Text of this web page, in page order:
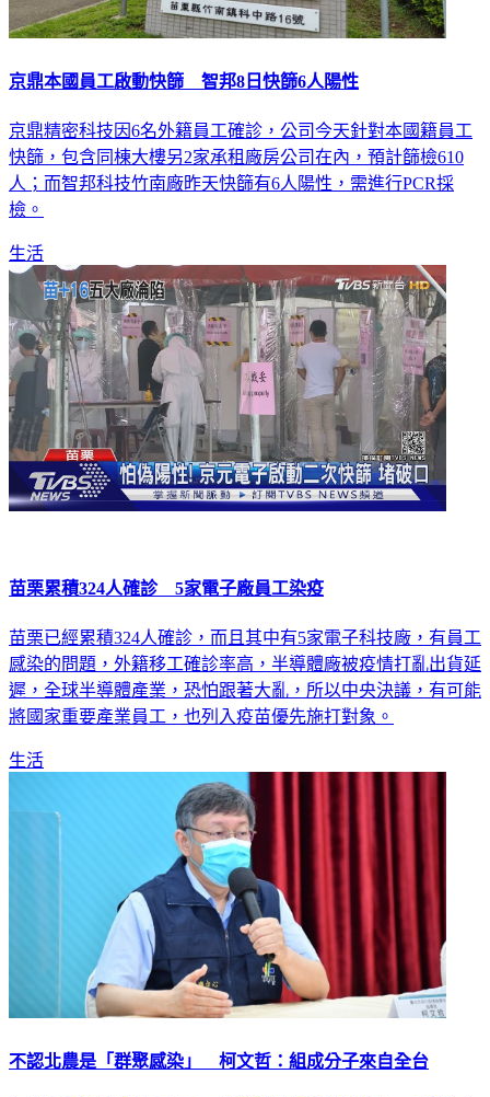
京鼎本國員工啟動快篩 智邦8日快篩6人陽性
京鼎精密科技因6名外籍員工確診，公司今天針對本國籍員工
快篩，包含同棟大樓另2家承租廠房公司在內，預計篩檢610
人；而智邦科技竹南廠昨天快篩有6人陽性，需進行PCR採
檢。
生活
苗栗累積324人確診 5家電子廠員工染疫
苗栗已經累積324人確診，而且其中有5家電子科技廠，有員工
感染的問題，外籍移工確診率高，半導體廠被疫情打亂出貨延
遲，全球半導體產業，恐怕跟著大亂，所以中央決議，有可能
將國家重要產業員工，也列入疫苗優先施打對象。
生活
不認北農是「群聚感染」 柯文哲：組成分子來自全台